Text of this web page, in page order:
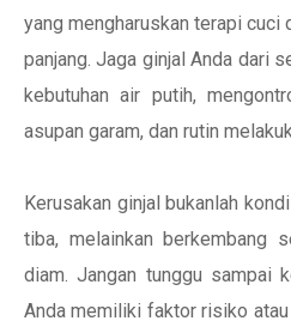
yang mengharuskan terapi cuci
panjang. Jaga ginjal Anda dari
kebutuhan air putih,
asupan garam, dan rutin
Kerusakan ginjal bukanlah
tiba, melainkan berkembang
diam. Jangan tunggu sampai
Anda memiliki faktor risiko